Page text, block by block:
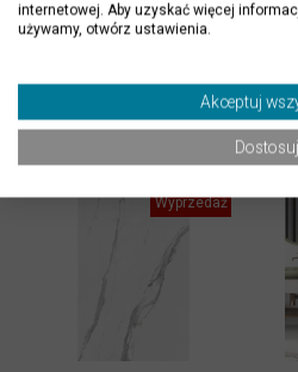
-65%
Wyprzedaż
internetowej. Aby uzyskać więcej
używamy, otwórz ustawienia.
Akceptuj
Dostosuj